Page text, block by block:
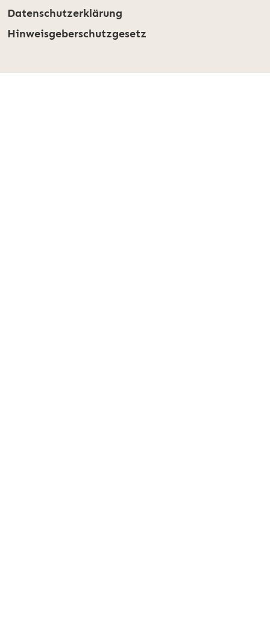
Datenschutzerklärung
Hinweisgeberschutzgesetz